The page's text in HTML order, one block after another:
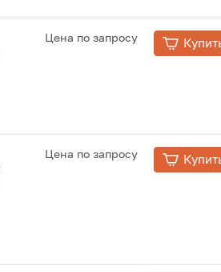
Цена по запросу
Цена по запросу